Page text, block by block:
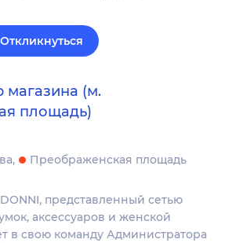
Откликнуться
магазина (м.
площадь)
Преображенская площадь
представленный сетью
аксессуаров и женской
в свою команду Администратора